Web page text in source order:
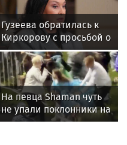
Гузеева обратилась к
Киркорову с просьбой о
помощи собакам в
Болгарии
На певца Shaman чуть
не упали поклонники на
концерте